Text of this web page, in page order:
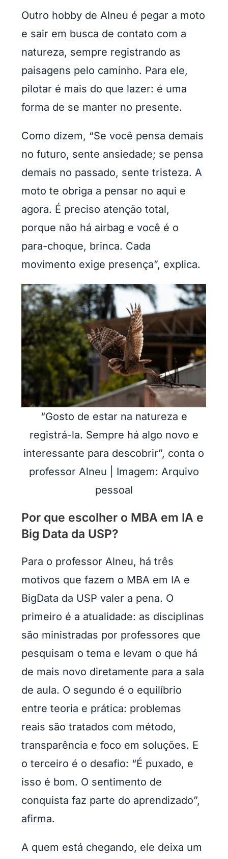
Outro hobby de Alneu é pegar a moto
e sair em busca de contato com a
natureza, sempre registrando as
paisagens pelo caminho. Para ele,
pilotar é mais do que lazer: é uma
forma de se manter no presente.
Como dizem, “Se você pensa demais
no futuro, sente ansiedade; se pensa
demais no passado, sente tristeza. A
moto te obriga a pensar no aqui e
agora. É preciso atenção total,
porque não há airbag e você é o
para-choque, brinca. Cada
movimento exige presença”, explica.
“Gosto de estar na natureza e
registrá-la. Sempre há algo novo e
interessante para descobrir”, conta o
professor Alneu | Imagem: Arquivo
pessoal
Por que escolher o MBA em IA e
Big Data da USP?
Para o professor Alneu, há três
motivos que fazem o MBA em IA e
BigData da USP valer a pena. O
primeiro é a atualidade: as disciplinas
são ministradas por professores que
pesquisam o tema e levam o que há
de mais novo diretamente para a sala
de aula. O segundo é o equilíbrio
entre teoria e prática: problemas
reais são tratados com método,
transparência e foco em soluções. E
o terceiro é o desafio: “É puxado, e
isso é bom. O sentimento de
conquista faz parte do aprendizado”,
afirma.
A quem está chegando, ele deixa um